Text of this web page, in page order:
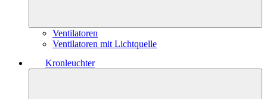
Ventilatoren
Ventilatoren mit Lichtquelle
Kronleuchter